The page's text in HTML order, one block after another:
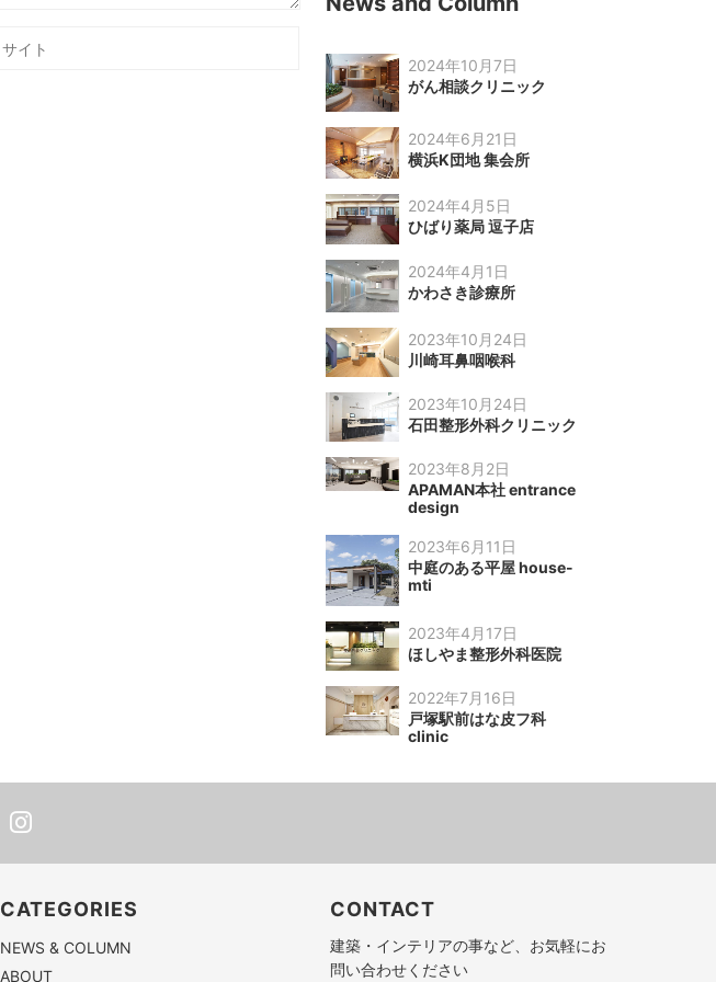
2024年10月7日
がん相談クリニック
2024年6月21日
横浜K団地 集会所
2024年4月5日
ひばり薬局 逗子店
2024年4月1日
かわさき診療所
2023年10月24日
川崎耳鼻咽喉科
2023年10月24日
石田整形外科クリニック
2023年8月2日
APAMAN本社 entrance
design
2023年6月11日
中庭のある平屋 house-
mti
2023年4月17日
ほしやま整形外科医院
2022年7月16日
戸塚駅前はな皮フ科
clinic
CATEGORIES
NEWS & COLUMN
ABOUT
CONTACT
建築・インテリアの事など、お気軽にお
問い合わせください